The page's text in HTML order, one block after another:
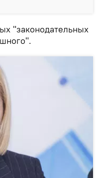
"законодательных